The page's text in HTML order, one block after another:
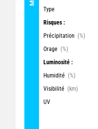
Type
Risques :
Précipitation (%)
Orage (%)
Luminosité :
Humidité (%)
Visibilité (km)
UV